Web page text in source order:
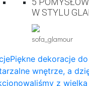
W STYLU
sofa_glamour
Piękne dekoracje
wnętrze, a
z